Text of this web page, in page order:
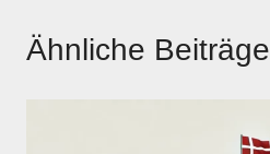
Ähnliche Beiträge